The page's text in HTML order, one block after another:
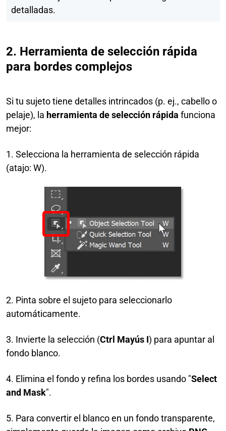
detalladas.
2. Herramienta de selección rápida
para bordes complejos
Si tu sujeto tiene detalles intrincados (p. ej., cabello o
pelaje), la herramienta de selección rápida funciona
mejor:
1. Selecciona la herramienta de selección rápida
(atajo: W).
2. Pinta sobre el sujeto para seleccionarlo
automáticamente.
3. Invierte la selección (Ctrl Mayús I) para apuntar al
fondo blanco.
4. Elimina el fondo y refina los bordes usando "Select
and Mask".
5. Para convertir el blanco en un fondo transparente,